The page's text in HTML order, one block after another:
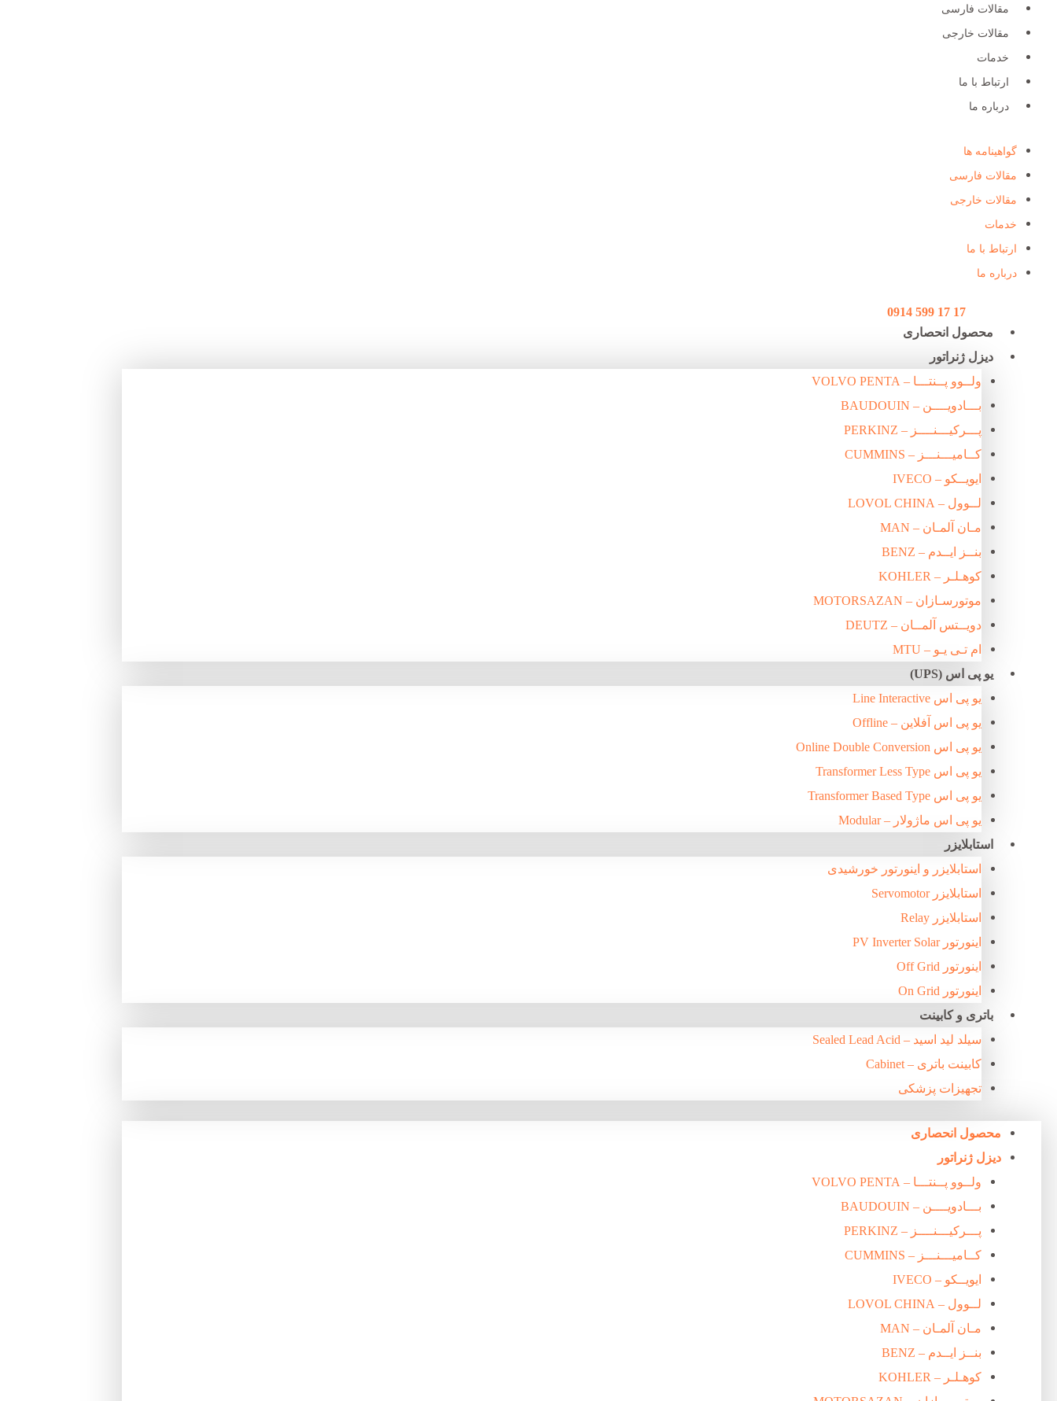
مقالات فارسی
مقالات خارجی
خدمات
ارتباط با ما
درباره ما
گواهینامه ها
مقالات فارسی
مقالات خارجی
خدمات
ارتباط با ما
درباره ما
17 17 599 0914
محصول انحصاری
دیزل ژنراتور
ولــوو پــنتـــا – VOLVO PENTA
بـــادویــــن – BAUDOUIN
پـــرکیـــنــــز – PERKINZ
کــامیـــنـــز – CUMMINS
ایویــکو – IVECO
لــوول – LOVOL CHINA
مـان آلمـان – MAN
بنــز ایــدم – BENZ
کوهـلـر – KOHLER
موتورسـازان – MOTORSAZAN
دویــتس آلمــان – DEUTZ
ام تـی یـو – MTU
یو پی اس (UPS)
یو پی اس Line Interactive
یو پی اس آفلاین – Offline
یو پی اس Online Double Conversion
یو پی اس Transformer Less Type
یو پی اس Transformer Based Type
یو پی اس ماژولار – Modular
استابلایزر
استابلایزر و اینورتور خورشیدی
استابلایزر Servomotor
استابلایزر Relay
اینورتور PV Inverter Solar
اینورتور Off Grid
اینورتور On Grid
باتری و کابینت
سیلد لید اسید – Sealed Lead Acid
کابینت باتری – Cabinet
تجهیزات پزشکی
محصول انحصاری
دیزل ژنراتور
ولــوو پــنتـــا – VOLVO PENTA
بـــادویــــن – BAUDOUIN
پـــرکیـــنــــز – PERKINZ
کــامیـــنـــز – CUMMINS
ایویــکو – IVECO
لــوول – LOVOL CHINA
مـان آلمـان – MAN
بنــز ایــدم – BENZ
کوهـلـر – KOHLER